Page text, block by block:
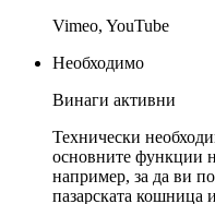
Vimeo, YouTube
Необходимо
Винаги активни
Технически
основните функции
например, за да ви
пазарската кошница